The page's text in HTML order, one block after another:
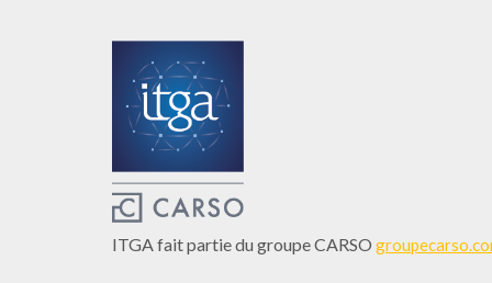
ITGA fait partie du groupe CARSO